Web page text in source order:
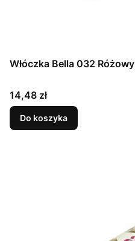
Włóczka Bella 032 Różowy
Cena
14,48 zł
Do koszyka